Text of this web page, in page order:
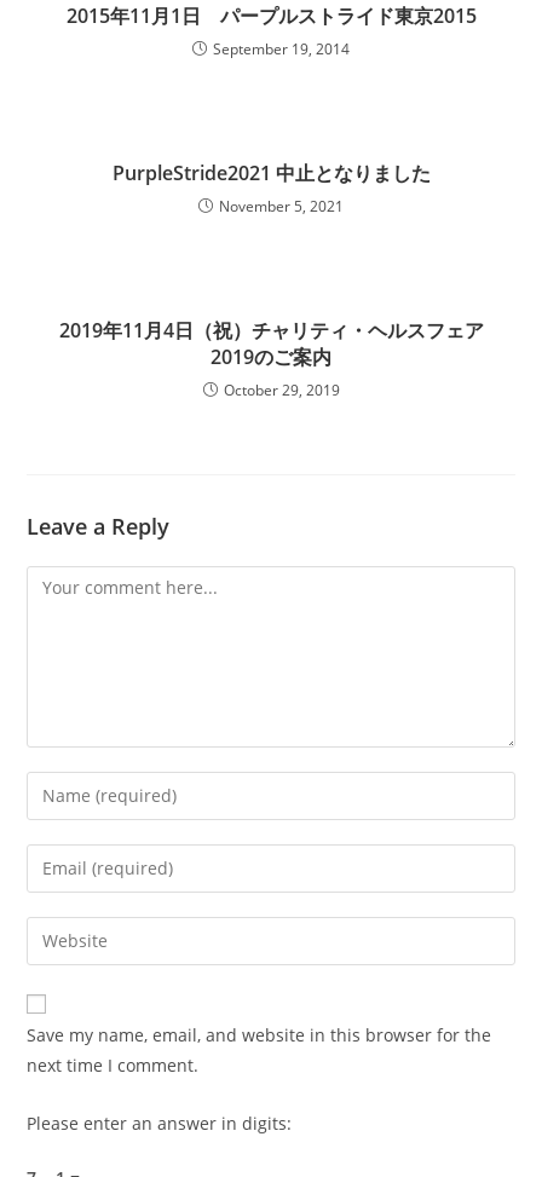
2015年11月1日 パープルストライド東京2015
September 19, 2014
PurpleStride2021 中止となりました
November 5, 2021
2019年11月4日（祝）チャリティ・ヘルスフェア
2019のご案内
October 29, 2019
Leave a Reply
Comment
Enter
your
name
comment
Enter
your
email
address
comment
Enter
your
website
URL
(optional)
Save my name, email, and website in this browser for the
next time I comment.
Please enter an answer in digits: